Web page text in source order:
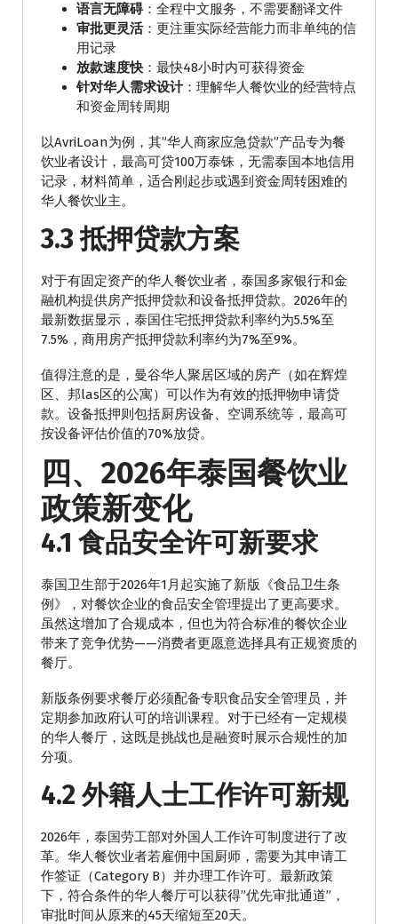
语言无障碍：全程中文服务，不需要翻译文件
审批更灵活：更注重实际经营能力而非单纯的信
用记录
放款速度快 ：最快48小时内可获得资金
针对华人需求设计：理解华人餐饮业的经营特点
和资金周转周期
以AvriLoan为例，其”华人商家应急贷款”产品专为餐
饮业者设计，最高可贷100万泰铢，无需泰国本地信用
记录，材料简单，适合刚起步或遇到资金周转困难的
华人餐饮业主。
3.3 抵押贷款方案
对于有固定资产的华人餐饮业者，泰国多家银行和金
融机构提供房产抵押贷款和设备抵押贷款。2026年的
最新数据显示，泰国住宅抵押贷款利率约为5.5%至
7.5%，商用房产抵押贷款利率约为7%至9%。
值得注意的是，曼谷华人聚居区域的房产（如在辉煌
区、邦las区的公寓）可以作为有效的抵押物申请贷
款。设备抵押则包括厨房设备、空调系统等，最高可
按设备评估价值的70%放贷。
四、2026年泰国餐饮业
政策新变化
4.1 食品安全许可新要求
泰国卫生部于2026年1月起实施了新版《食品卫生条
例》，对餐饮企业的食品安全管理提出了更高要求。
虽然这增加了合规成本，但也为符合标准的餐饮企业
带来了竞争优势——消费者更愿意选择具有正规资质的
餐厅。
新版条例要求餐厅必须配备专职食品安全管理员，并
定期参加政府认可的培训课程。对于已经有一定规模
的华人餐厅，这既是挑战也是融资时展示合规性的加
分项。
4.2 外籍人士工作许可新规
2026年，泰国劳工部对外国人工作许可制度进行了改
革。华人餐饮业者若雇佣中国厨师，需要为其申请工
作签证（Category B）并办理工作许可。最新政策
下，符合条件的华人餐厅可以获得”优先审批通道”，
审批时间从原来的45天缩短至20天。